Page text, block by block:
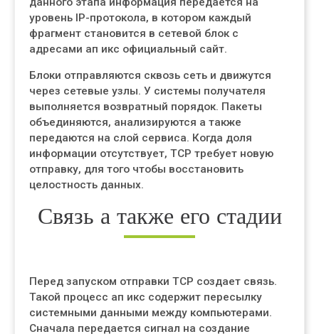
уровень IP-протокола, в котором каждый
фрагмент становится в сетевой блок с
адресами ап икс официальный сайт.
Блоки отправляются сквозь сеть и движутся
через сетевые узлы. У системы получателя
выполняется возвратный порядок. Пакеты
объединяются, анализируются а также
передаются на слой сервиса. Когда доля
информации отсутствует, TCP требует новую
отправку, для того чтобы восстановить
целостность данных.
Связь а также его стадии
Перед запуском отправки TCP создает связь.
Такой процесс ап икс содержит пересылку
системными данными между компьютерами.
Сначала передается сигнал на создание